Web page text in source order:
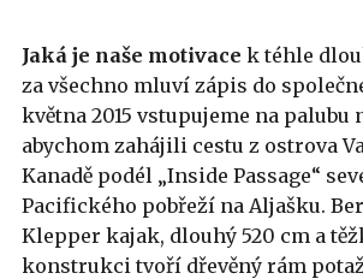
Jaká je naše motivace k téhle
za všechno mluví zápis do
května 2015 vstupujeme na palubu
abychom zahájili cestu z ostrova
Kanadě podél „Inside Passage“
Pacifického pobřeží na Aljašku.
Klepper kajak, dlouhý 520 cm a
konstrukci tvoří dřevěný rám